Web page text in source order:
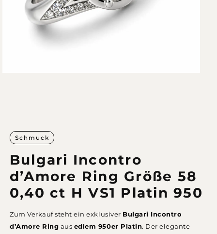
Schmuck
Bulgari Incontro
d’Amore Ring Größe 58
0,40 ct H VS1 Platin 950
Zum Verkauf steht ein exklusiver Bulgari Incontro
d’Amore Ring aus edlem 950er Platin. Der elegante